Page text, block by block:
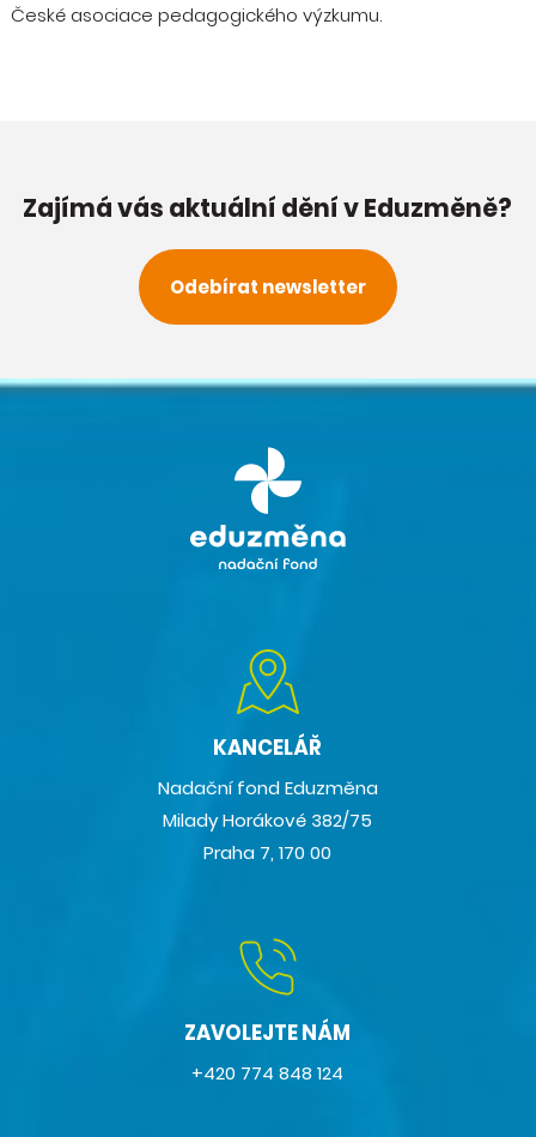
České asociace pedagogického výzkumu.
Zajímá vás aktuální dění v Eduzměně?
Odebírat newsletter
KANCELÁŘ
Nadační fond Eduzměna
Milady Horákové 382/75
Praha 7, 170 00
ZAVOLEJTE NÁM
+420 774 848 124